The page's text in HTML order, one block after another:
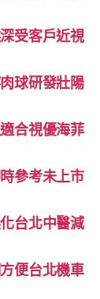
受客戶近視
球研發壯陽
合視優海菲
參考未上市
台北中醫減
便台北機車